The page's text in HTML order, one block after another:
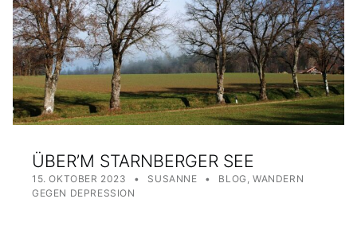
ÜBER’M STARNBERGER SEE
15. OKTOBER 2023 SUSANNE CATEGORIZED IN:
BLOG ,WANDERN
GEGEN DEPRESSION